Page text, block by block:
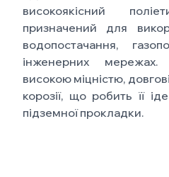
високоякісний
призначений для
водопостачання,
інженерних мережах.
високою міцністю,
корозії, що робить її
підземної прокладки.